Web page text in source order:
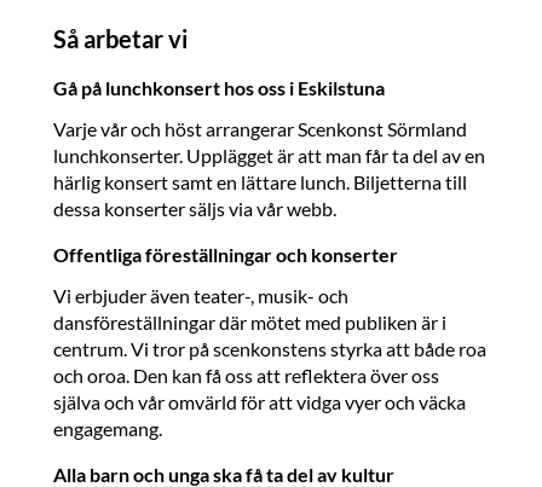
Så arbetar vi
Gå på lunchkonsert hos oss i Eskilstuna
Varje vår och höst arrangerar Scenkonst Sörmland
lunchkonserter. Upplägget är att man får ta del av en
härlig konsert samt en lättare lunch. Biljetterna till
dessa konserter säljs via vår webb.
Offentliga föreställningar och konserter
Vi erbjuder även teater-, musik- och
dansföreställningar där mötet med publiken är i
centrum. Vi tror på scenkonstens styrka att både roa
och oroa. Den kan få oss att reflektera över oss
själva och vår omvärld för att vidga vyer och väcka
engagemang.
Alla barn och unga ska få ta del av kultur